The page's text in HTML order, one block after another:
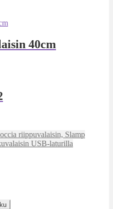
40cm
riippuvalaisin, Slamp
USB-laturilla